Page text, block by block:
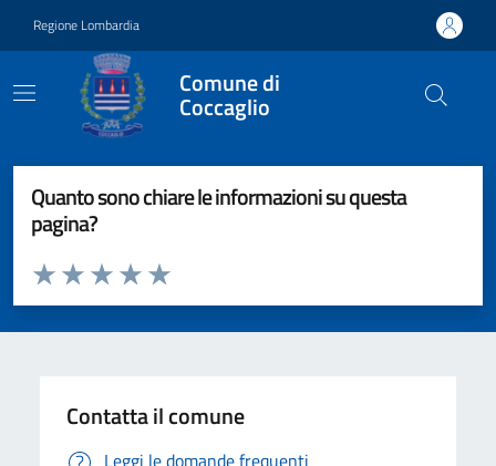
Regione Lombardia
Comune di
Coccaglio
Quanto sono chiare le informazioni su questa
pagina?
Valuta da 1 a 5 stelle la pagina
Valuta 5 stelle su 5
Valuta 4 stelle su 5
Valuta 3 stelle su 5
Valuta 2 stelle su 5
Valuta 1 stelle su 5
Contatta il comune
Leggi le domande frequenti